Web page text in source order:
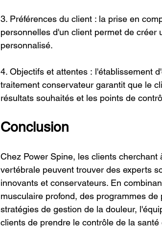
3. Préférences du client : la prise en
personnelles d'un client permet de
personnalisé.
4. Objectifs et attentes : l'établissement
traitement conservateur garantit que le
résultats souhaités et les points de
Conclusion
Chez Power Spine, les clients
vertébrale peuvent trouver des experts
innovants et conservateurs. En
musculaire profond, des programmes
stratégies de gestion de la douleur,
clients de prendre le contrôle de la